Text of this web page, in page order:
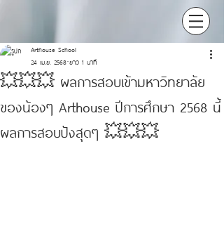
💥💥💥 ผลการสอบเข้ามหาวิทยาลัย
ของน้องๆ Arthouse ปีการศึกษา 2568 นี้
ผลการสอบปังสุดๆ 💥💥💥
Arthouse School
24 เม.ย. 2568 ยาว 1 นาที